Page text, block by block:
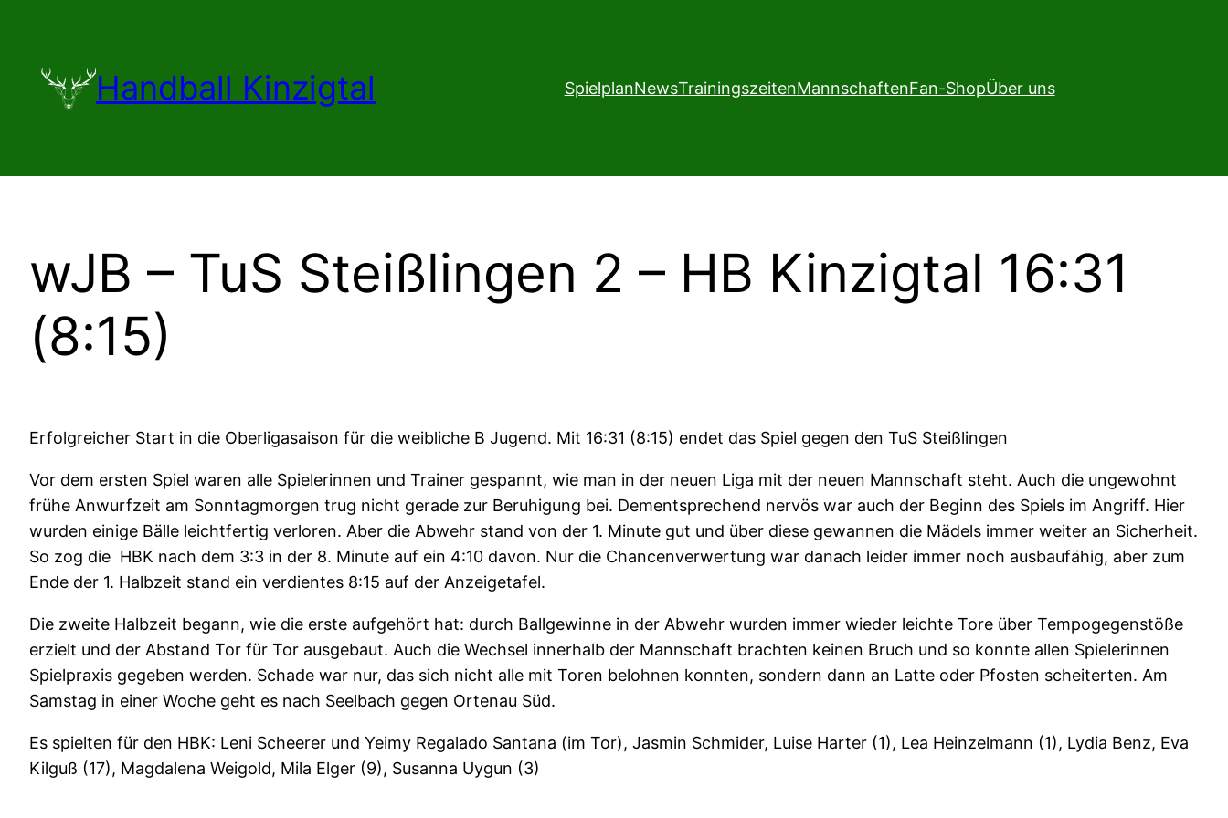
Handball Kinzigtal SpielplanNewsTrainingszeitenMannschaftenFan-ShopÜber uns
wJB – TuS Steißlingen 2 – HB Kinzigtal 16:31
(8:15)
Erfolgreicher Start in die Oberligasaison für die weibliche B Jugend. Mit 16:31 (8:15) endet das Spiel gegen den TuS Steißlingen
Vor dem ersten Spiel waren alle Spielerinnen und Trainer gespannt, wie man in der neuen Liga mit der neuen Mannschaft steht. Auch die ungewohnt
frühe Anwurfzeit am Sonntagmorgen trug nicht gerade zur Beruhigung bei. Dementsprechend nervös war auch der Beginn des Spiels im Angriff. Hier
wurden einige Bälle leichtfertig verloren. Aber die Abwehr stand von der 1. Minute gut und über diese gewannen die Mädels immer weiter an Sicherheit.
So zog die HBK nach dem 3:3 in der 8. Minute auf ein 4:10 davon. Nur die Chancenverwertung war danach leider immer noch ausbaufähig, aber zum
Ende der 1. Halbzeit stand ein verdientes 8:15 auf der Anzeigetafel.
Die zweite Halbzeit begann, wie die erste aufgehört hat: durch Ballgewinne in der Abwehr wurden immer wieder leichte Tore über Tempogegenstöße
erzielt und der Abstand Tor für Tor ausgebaut. Auch die Wechsel innerhalb der Mannschaft brachten keinen Bruch und so konnte allen Spielerinnen
Spielpraxis gegeben werden. Schade war nur, das sich nicht alle mit Toren belohnen konnten, sondern dann an Latte oder Pfosten scheiterten. Am
Samstag in einer Woche geht es nach Seelbach gegen Ortenau Süd.
Es spielten für den HBK: Leni Scheerer und Yeimy Regalado Santana (im Tor), Jasmin Schmider, Luise Harter (1), Lea Heinzelmann (1), Lydia Benz, Eva
Kilguß (17), Magdalena Weigold, Mila Elger (9), Susanna Uygun (3)